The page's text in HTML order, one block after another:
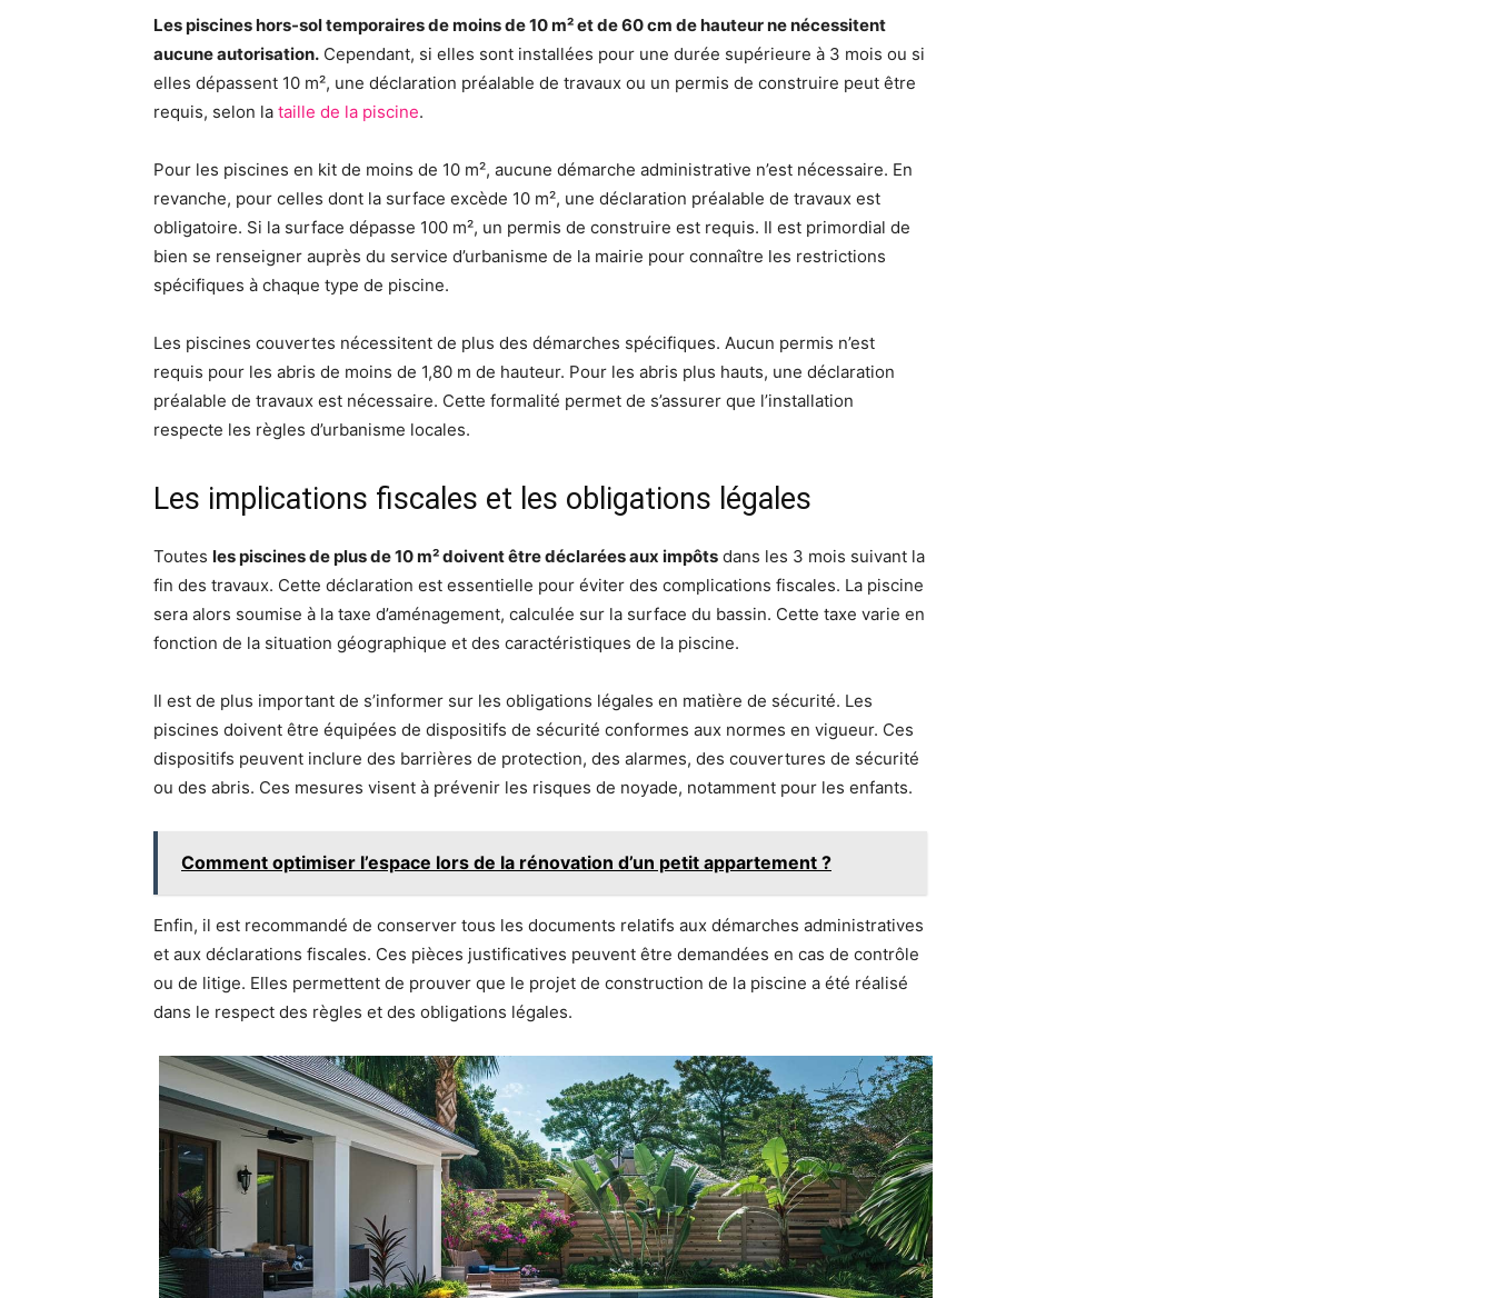
Les piscines hors-sol temporaires de moins de 10 m² et de 60 cm de hauteur ne nécessitent
aucune autorisation. Cependant, si elles sont installées pour une durée supérieure à 3 mois ou si
elles dépassent 10 m², une déclaration préalable de travaux ou un permis de construire peut être
requis, selon la taille de la piscine.
Pour les piscines en kit de moins de 10 m², aucune démarche administrative n’est nécessaire. En
revanche, pour celles dont la surface excède 10 m², une déclaration préalable de travaux est
obligatoire. Si la surface dépasse 100 m², un permis de construire est requis. Il est primordial de
bien se renseigner auprès du service d’urbanisme de la mairie pour connaître les restrictions
spécifiques à chaque type de piscine.
Les piscines couvertes nécessitent de plus des démarches spécifiques. Aucun permis n’est
requis pour les abris de moins de 1,80 m de hauteur. Pour les abris plus hauts, une déclaration
préalable de travaux est nécessaire. Cette formalité permet de s’assurer que l’installation
respecte les règles d’urbanisme locales.
Les implications fiscales et les obligations légales
Toutes les piscines de plus de 10 m² doivent être déclarées aux impôts dans les 3 mois suivant la
fin des travaux. Cette déclaration est essentielle pour éviter des complications fiscales. La piscine
sera alors soumise à la taxe d’aménagement, calculée sur la surface du bassin. Cette taxe varie en
fonction de la situation géographique et des caractéristiques de la piscine.
Il est de plus important de s’informer sur les obligations légales en matière de sécurité. Les
piscines doivent être équipées de dispositifs de sécurité conformes aux normes en vigueur. Ces
dispositifs peuvent inclure des barrières de protection, des alarmes, des couvertures de sécurité
ou des abris. Ces mesures visent à prévenir les risques de noyade, notamment pour les enfants.
Comment optimiser l’espace lors de la rénovation d’un petit appartement ?
Enfin, il est recommandé de conserver tous les documents relatifs aux démarches administratives
et aux déclarations fiscales. Ces pièces justificatives peuvent être demandées en cas de contrôle
ou de litige. Elles permettent de prouver que le projet de construction de la piscine a été réalisé
dans le respect des règles et des obligations légales.